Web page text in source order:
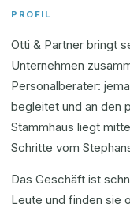
PROFIL
Otti & Partner bringt
Unternehmen
Personalberater:
begleitet und an den
Stammhaus liegt
Schritte vom
Das Geschäft ist
Leute und finden sie